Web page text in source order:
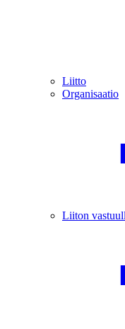
Liitto
Organisaatio
Liiton